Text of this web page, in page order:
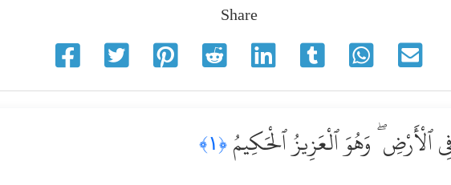
Share
ٱلْأَرْضِ ۖ وَهُوَ ٱلْعَزِيزُ ٱلْحَكِيمُ ﴿١﴾